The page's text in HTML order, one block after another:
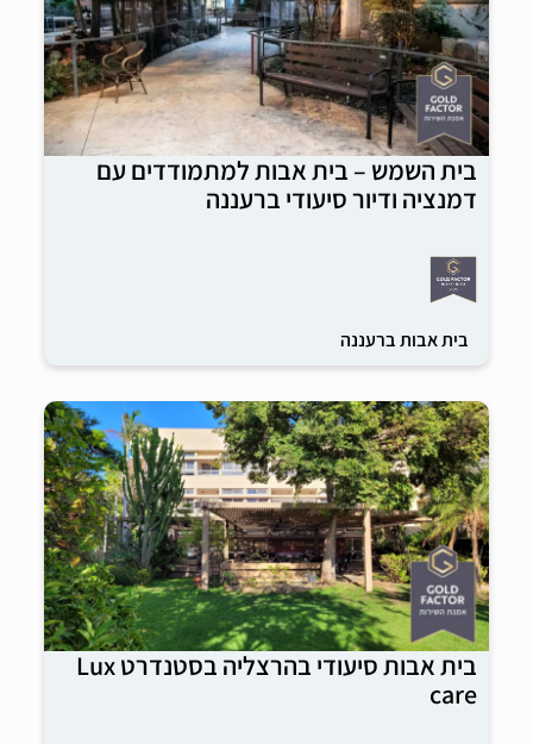
בית השמש – בית אבות למתמודדים עם
דמנציה ודיור סיעודי ברעננה
בית אבות ברעננה
בית אבות סיעודי בהרצליה בסטנדרט Lux
care